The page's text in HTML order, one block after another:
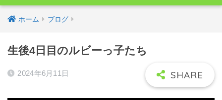
ホーム ブログ
生後4日目のルビーっ子たち
2024年6月11日